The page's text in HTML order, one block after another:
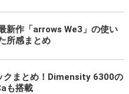
新作「arrows We3」の使い
所感まとめ
まとめ！Dimensity 6300の
も搭載